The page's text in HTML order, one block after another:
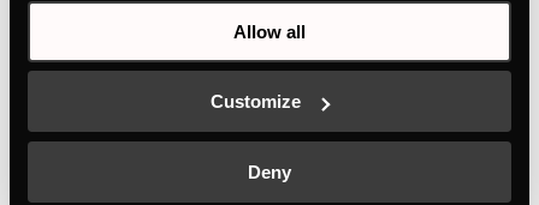
Allow all
Customize
Deny
Электросоединение